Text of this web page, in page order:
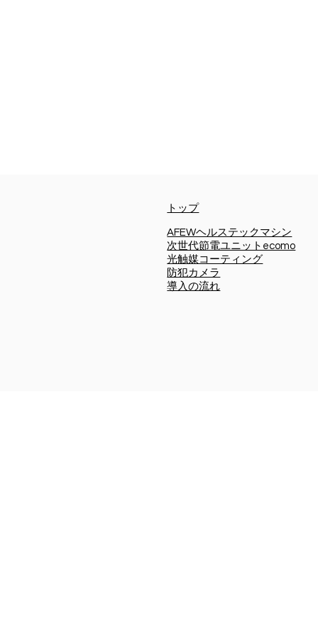
トップ
AFEWヘルステックマシン
次世代節電ユニットecomo
​光触媒コーティング
防犯カメラ
導入の流れ